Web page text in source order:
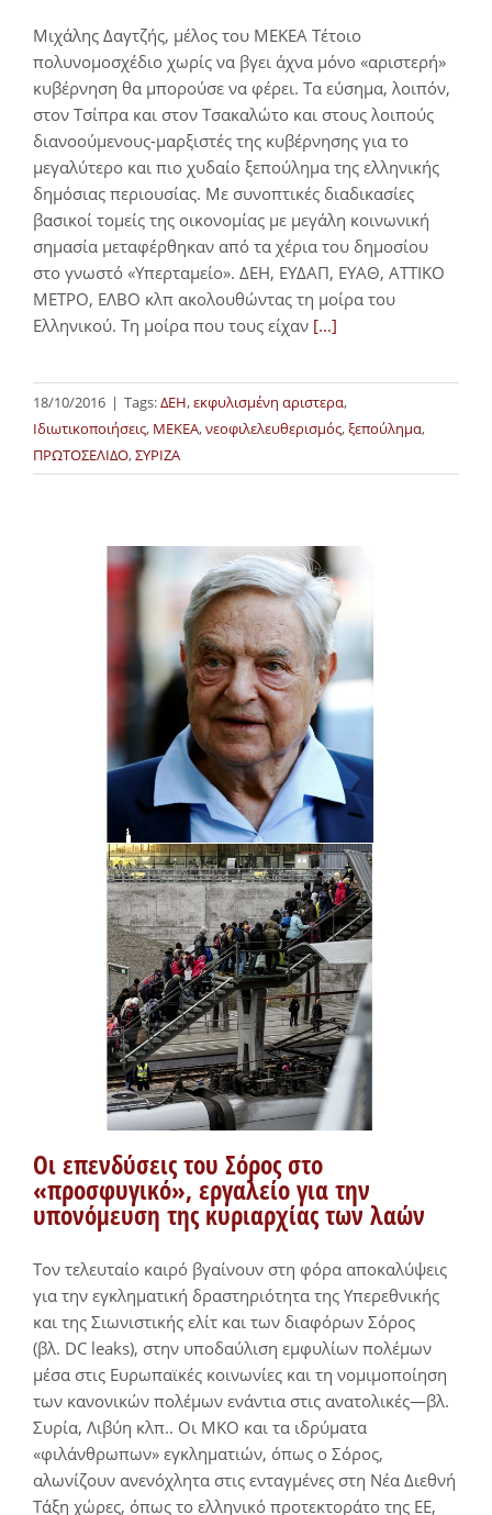
Μιχάλης Δαγτζής, μέλος του ΜΕΚΕΑ Τέτοιο
πολυνομοσχέδιο χωρίς να βγει άχνα μόνο «αριστερή»
κυβέρνηση θα μπορούσε να φέρει. Τα εύσημα, λοιπόν,
στον Τσίπρα και στον Τσακαλώτο και στους λοιπούς
διανοούμενους-μαρξιστές της κυβέρνησης για το
μεγαλύτερο και πιο χυδαίο ξεπούλημα της ελληνικής
δημόσιας περιουσίας. Με συνοπτικές διαδικασίες
βασικοί τομείς της οικονομίας με μεγάλη κοινωνική
σημασία μεταφέρθηκαν από τα χέρια του δημοσίου
στο γνωστό «Υπερταμείο». ΔΕΗ, ΕΥΔΑΠ, ΕΥΑΘ, ΑΤΤΙΚΟ
ΜΕΤΡΟ, ΕΛΒΟ κλπ ακολουθώντας τη μοίρα του
Ελληνικού. Τη μοίρα που τους είχαν [...]
18/10/2016 | Tags:ΔΕΗ,εκφυλισμένη αριστερα,
Ιδιωτικοποιήσεις, ΜΕΚΕΑ,νεοφιλελευθερισμός,ξεπούλημα,
ΠΡΩΤΟΣΕΛΙΔΟ,ΣΥΡΙΖΑ
Οι επενδύσεις του Σόρος στο
«προσφυγικό», εργαλείο για την
υπονόμευση της κυριαρχίας των λαών
Τον τελευταίο καιρό βγαίνουν στη φόρα αποκαλύψεις
για την εγκληματική δραστηριότητα της Υπερεθνικής
και της Σιωνιστικής ελίτ και των διαφόρων Σόρος
(βλ. DC leaks), στην υποδαύλιση εμφυλίων πολέμων
μέσα στις Ευρωπαϊκές κοινωνίες και τη νομιμοποίηση
των κανονικών πολέμων ενάντια στις ανατολικές—βλ.
Συρία, Λιβύη κλπ.. Οι ΜΚΟ και τα ιδρύματα
«φιλάνθρωπων» εγκληματιών, όπως ο Σόρος,
αλωνίζουν ανενόχλητα στις ενταγμένες στη Νέα Διεθνή
Τάξη χώρες, όπως το ελληνικό προτεκτοράτο της ΕΕ,